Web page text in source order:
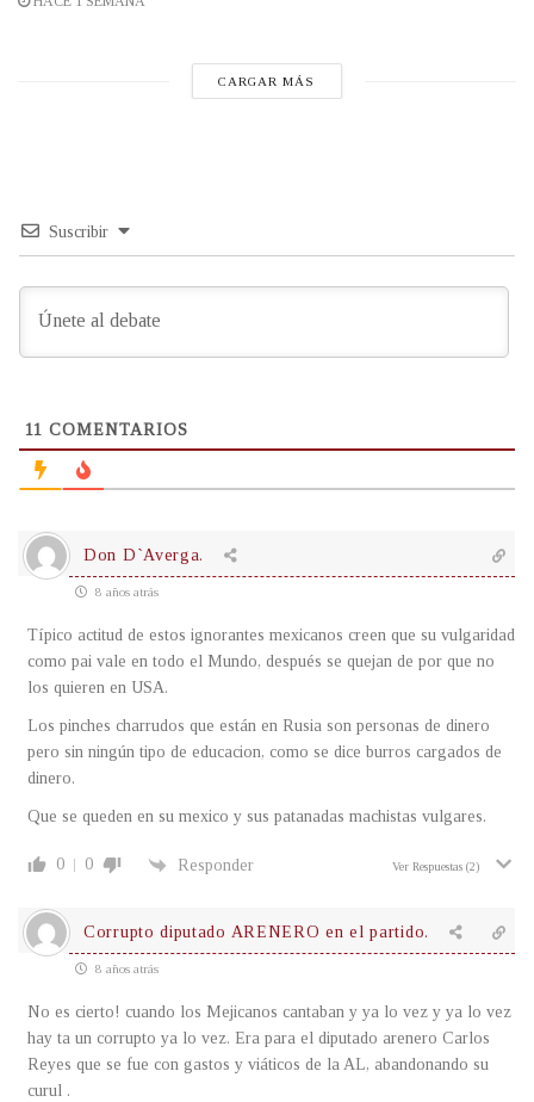
CARGAR MÁS
Suscribir
11 COMENTARIOS
Don D`Averga.
8 años atrás
Típico actitud de estos ignorantes mexicanos creen que su vulgaridad
como pai vale en todo el Mundo, después se quejan de por que no
los quieren en USA.
Los pinches charrudos que están en Rusia son personas de dinero
pero sin ningún tipo de educacion, como se dice burros cargados de
dinero.
Que se queden en su mexico y sus patanadas machistas vulgares.
0 0 Responder Ver Respuestas (2)
Corrupto diputado ARENERO en el partido.
8 años atrás
No es cierto! cuando los Mejicanos cantaban y ya lo vez y ya lo vez
hay ta un corrupto ya lo vez. Era para el diputado arenero Carlos
Reyes que se fue con gastos y viáticos de la AL, abandonando su
curul .